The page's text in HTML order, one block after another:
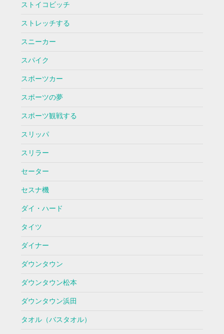
ストイコビッチ
ストレッチする
スニーカー
スパイク
スポーツカー
スポーツの夢
スポーツ観戦する
スリッパ
スリラー
セーター
セスナ機
ダイ・ハード
タイツ
ダイナー
ダウンタウン
ダウンタウン松本
ダウンタウン浜田
タオル（バスタオル）